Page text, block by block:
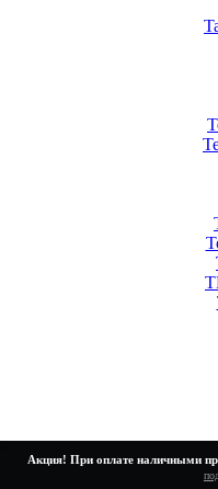
Акция! При оплате наличными